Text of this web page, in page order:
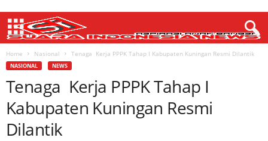
Home Nasional Tenaga Kerja PPPK Tahap I Kabupaten Kuningan Resmi Dilantik
NASIONAL NEWS
Tenaga Kerja PPPK Tahap I
Kabupaten Kuningan Resmi
Dilantik